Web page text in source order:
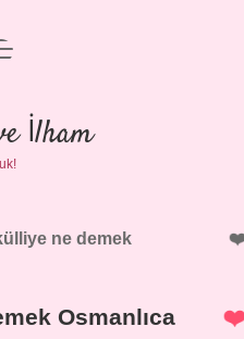
İlham
ne demek
Osmanlıca